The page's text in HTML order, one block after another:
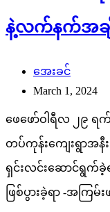
နဲ့လက်နက်အခ
အေးခင်
March 1, 2024
ဖေဖော်ဝါရီလ ၂၉
တပ်ကုန်းကျေးရွာအနီ
ရှင်းလင်းဆောင်ရွက်ခဲ့
ဖြစ်ပွားခဲ့ရာ -အကြမ်